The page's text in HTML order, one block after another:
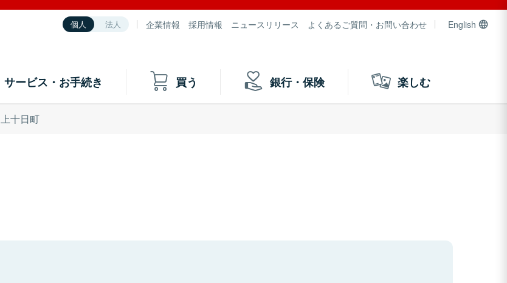
個人 法人 企業情報 採用情報 ニュースリリース よくあるご質問・お問い合わせ English
サービス・お手続き 買う 銀行・保険 楽しむ
上十日町